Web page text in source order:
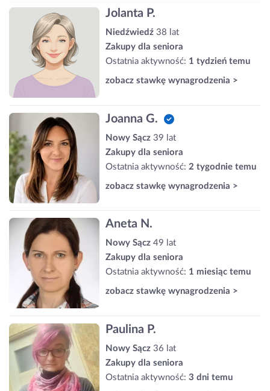
Jolanta P.
Niedźwiedź 38 lat
Zakupy dla seniora
Ostatnia aktywność: 1 tydzień temu
zobacz stawkę wynagrodzenia >
Joanna G.
Nowy Sącz 39 lat
Zakupy dla seniora
Ostatnia aktywność: 2 tygodnie temu
zobacz stawkę wynagrodzenia >
Aneta N.
Nowy Sącz 49 lat
Zakupy dla seniora
Ostatnia aktywność: 1 miesiąc temu
zobacz stawkę wynagrodzenia >
Paulina P.
Nowy Sącz 36 lat
Zakupy dla seniora
Ostatnia aktywność: 3 dni temu